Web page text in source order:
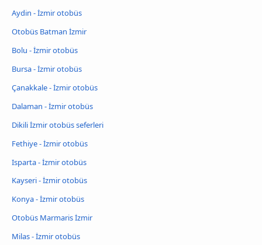
Aydin - İzmir otobüs
Otobüs Batman İzmir
Bolu - İzmir otobüs
Bursa - İzmir otobüs
Çanakkale - İzmir otobüs
Dalaman - İzmir otobüs
Dikili İzmir otobüs seferleri
Fethiye - İzmir otobüs
Isparta - İzmir otobüs
Kayseri - İzmir otobüs
Konya - İzmir otobüs
Otobüs Marmaris İzmir
Milas - İzmir otobüs